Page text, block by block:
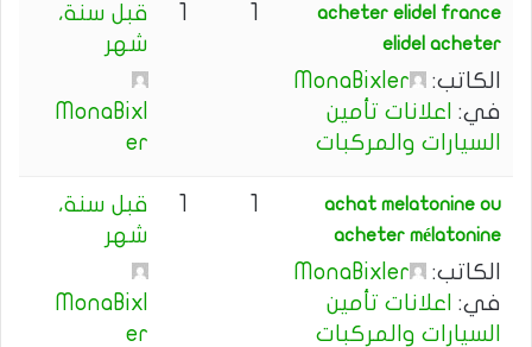
acheter elidel france
elidel acheter
الكاتب:
MonaBixler
في: اعلانات تأمين
السيارات والمركبات
قبل سنة،
شهر
MonaBixl
er
achat melatonine ou
acheter mélatonine
الكاتب:
MonaBixler
في: اعلانات تأمين
السيارات والمركبات
قبل سنة،
شهر
MonaBixl
er